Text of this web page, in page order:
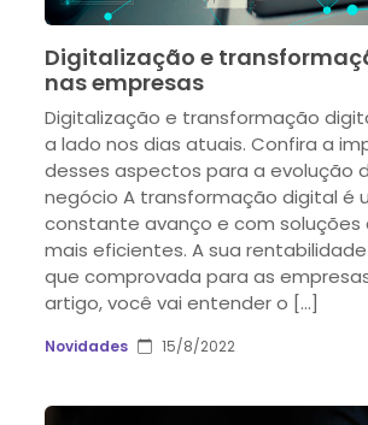
Digitalização e
nas empresas
Digitalização e transformação
a lado nos dias atuais. Confira a
desses aspectos para a evolução
negócio A transformação digital é
constante avanço e com soluções
mais eficientes. A sua
que comprovada para as
artigo, você vai entender o […]
Novidades 15/8/2022